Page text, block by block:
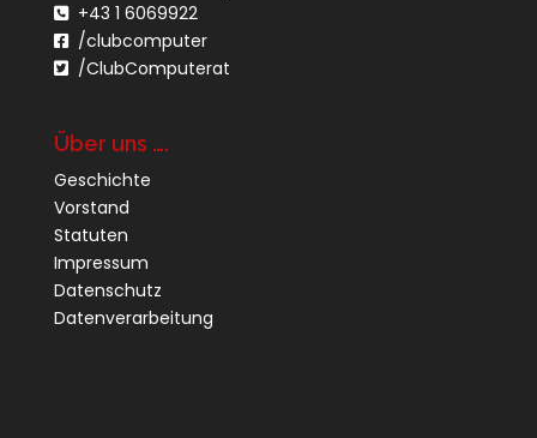
+43 1 6069922
/clubcomputer
/ClubComputerat
Über uns ….
Geschichte
Vorstand
Statuten
Impressum
Datenschutz
Datenverarbeitung